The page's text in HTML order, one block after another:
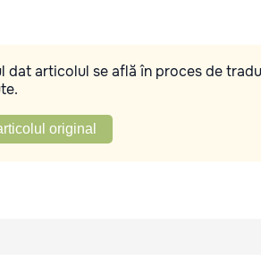
dat articolul se află în proces de
original